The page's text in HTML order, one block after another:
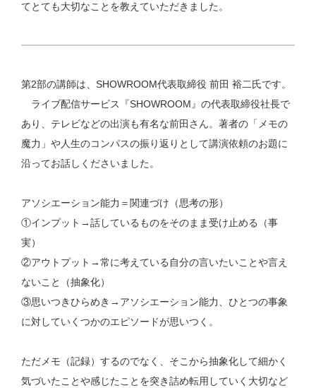
てとても大切なことを教えていただきました。
第2部の講師は、SHOWROOM代表取締役 前田 裕二氏です。
ライブ配信サービス『SHOWROOM』の代表取締役社長で
あり、テレビなどの出演も有名な前田さん。著者の「メモの
魔力」や人生のコンパスの振り返りとして講演依頼のお題に
沿ってお話しくださいました。
アソシエーション能力＝関連づけ（思考の形）
①インプット→話しているものをそのまま受け止める（事
実）
②アウトプット→常に考えている自分の言いたいことや言え
ないこと（抽象化）
③思いつきひらめき→アソシエーション能力、ひとつの事象
に対していくつかのエピソードが思いつく。
ただメモ（記録）するのでなく、そこから抽象化して細かく
気づいたことや感じたことを突き詰め転用していく大切など